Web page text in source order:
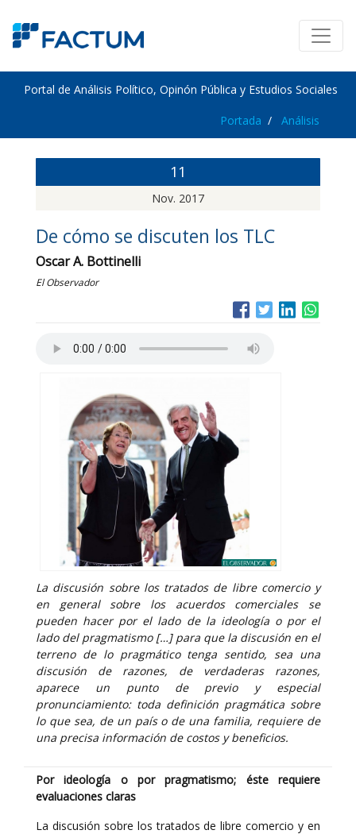
Portal de Análisis Político, Opinón Pública y Estudios Sociales
Portada Análisis
11
Nov. 2017
De cómo se discuten los TLC
Oscar A. Bottinelli
El Observador
La discusión sobre los tratados de libre comercio y
en general sobre los acuerdos comerciales se
pueden hacer por el lado de la ideología o por el
lado del pragmatismo […] para que la discusión en el
terreno de lo pragmático tenga sentido, sea una
discusión de razones, de verdaderas razones,
aparece un punto de previo y especial
pronunciamiento: toda definición pragmática sobre
lo que sea, de un país o de una familia, requiere de
una precisa información de costos y beneficios.
Por ideología o por pragmatismo; éste requiere
evaluaciones claras
La discusión sobre los tratados de libre comercio y en